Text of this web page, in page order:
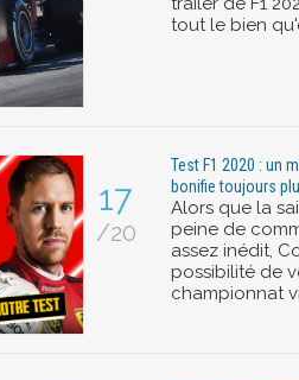
tout le bien
17
/20
Test F1 2020 : un
bonifie toujours
Alors que la
peine de
assez inédit,
possibilité de
championnat